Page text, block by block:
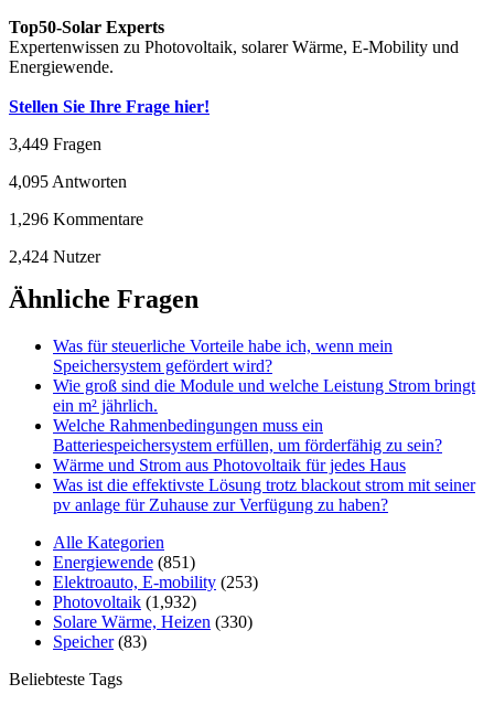
Top50-Solar Experts
Expertenwissen zu Photovoltaik, solarer Wärme, E-Mobility und
Energiewende.
Stellen Sie Ihre Frage hier!
3,449 Fragen
4,095 Antworten
1,296 Kommentare
2,424 Nutzer
Ähnliche Fragen
Was für steuerliche Vorteile habe ich, wenn mein
Speichersystem gefördert wird?
Wie groß sind die Module und welche Leistung Strom bringt
ein m² jährlich.
Welche Rahmenbedingungen muss ein
Batteriespeichersystem erfüllen, um förderfähig zu sein?
Wärme und Strom aus Photovoltaik für jedes Haus
Was ist die effektivste Lösung trotz blackout strom mit seiner
pv anlage für Zuhause zur Verfügung zu haben?
Alle Kategorien
Energiewende (851)
Elektroauto, E-mobility (253)
Photovoltaik (1,932)
Solare Wärme, Heizen (330)
Speicher (83)
Beliebteste Tags